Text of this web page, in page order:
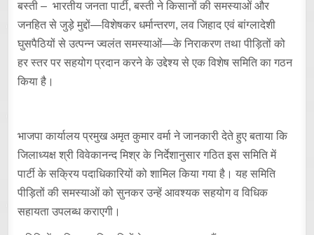
बस्ती – भारतीय जनता पार्टी, बस्ती ने किसानों की समस्याओं और
जनहित से जुड़े मुद्दों—विशेषकर धर्मान्तरण, लव जिहाद एवं बांग्लादेशी
घुसपैठियों से उत्पन्न ज्वलंत समस्याओं—के निराकरण तथा पीड़ितों को
हर स्तर पर सहयोग प्रदान करने के उद्देश्य से एक विशेष समिति का गठन
किया है।
भाजपा कार्यालय प्रमुख अमृत कुमार वर्मा ने जानकारी देते हुए बताया कि
जिलाध्यक्ष श्री विवेकानन्द मिश्र के निर्देशानुसार गठित इस समिति में
पार्टी के सक्रिय पदाधिकारियों को शामिल किया गया है। यह समिति
पीड़ितों की समस्याओं को सुनकर उन्हें आवश्यक सहयोग व विधिक
सहायता उपलब्ध कराएगी।